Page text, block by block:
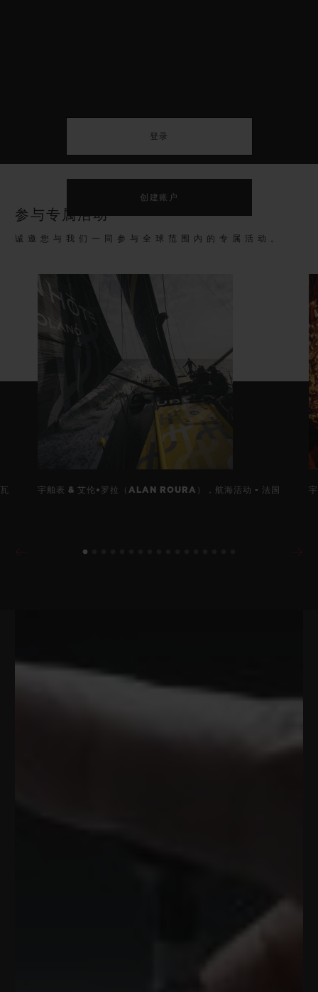
创建账户
参与专属活动
诚邀您与我们一同参与全球范围内的专属活动。
宇舶表 & 艾伦•罗拉（ALAN ROURA），航海活动 - 法国